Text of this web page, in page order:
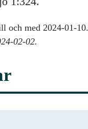
och med 2024-01-10.
02-02.